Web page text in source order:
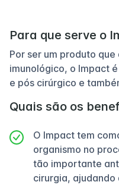
Para que serve o
Por ser um produto
imunológico, o Impact
e pós cirúrgico e
Quais são os
O Impact tem
organismo no
tão importante
cirurgia, ajudando